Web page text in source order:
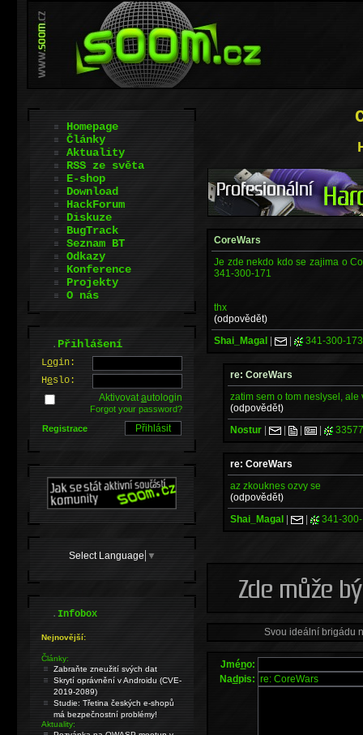
CoreWars
Je zde nekdo kdo se zajima o
341-300-171
thx
(odpovědět)
Shai_Magal | | 341-300-173
re: CoreWars
zatim sem o tom neslysel,
(odpovědět)
Nostur | | | |
re: CoreWars
az zkouknes ozvy se
(odpovědět)
Shai_Magal | | 341-
Svou ideální brigádu
Jméno:
Nadpis:
Homepage
Články
Aktuality
RSS ze světa
E-shop
Download
HackForum
Diskuze
BugTrack
Seznam BT
Odkazy
Konference
Projekty
O nás
.Přihlášení
Login:
Heslo:
Aktivovatautologin
Forgot your password?
Registrace
Select Language ▼
.Infobox
Nejnovější:
Články:
Zabraňte zneužití svých dat
Skrytí oprávnění v Androidu (CVE-
2019-2089)
Studie: Třetina českých e-shopů
má bezpečnostní problémy!
Aktuality: